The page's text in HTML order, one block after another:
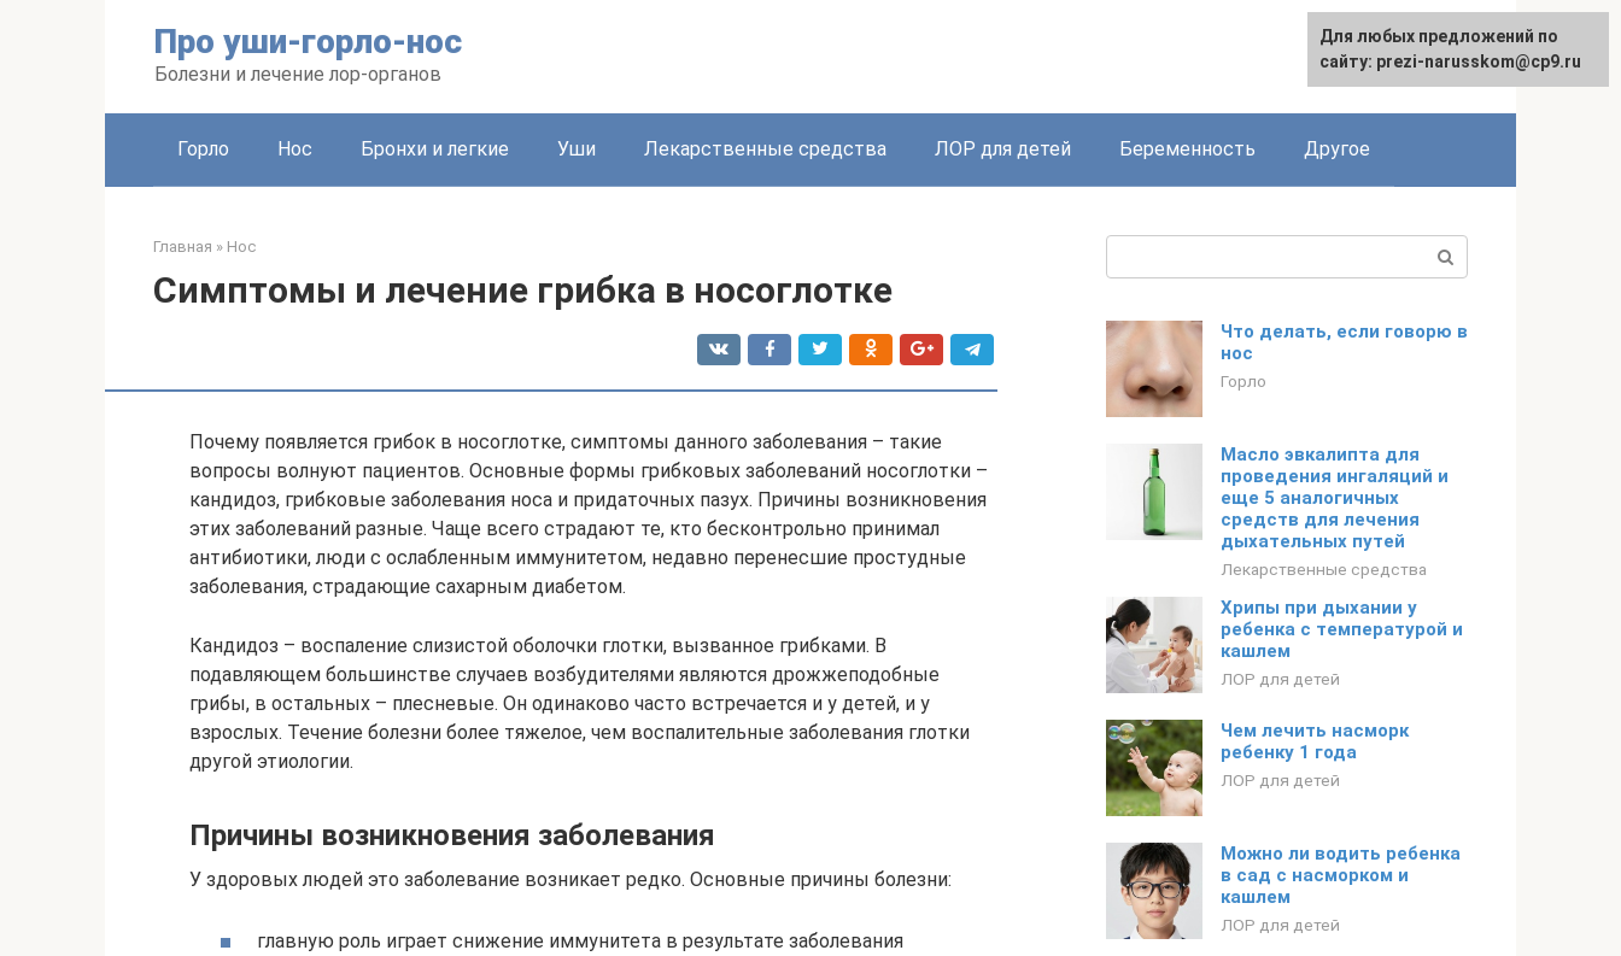
Про уши-горло-нос
Болезни и лечение лор-органов
Горло Нос Бронхи и легкие Уши Лекарственные средства ЛОР для детей Беременность Другое
Главная » Нос
Симптомы и лечение грибка в носоглотке
Почему появляется грибок в носоглотке, симптомы данного заболевания – такие
вопросы волнуют пациентов. Основные формы грибковых заболеваний носоглотки –
кандидоз, грибковые заболевания носа и придаточных пазух. Причины возникновения
этих заболеваний разные. Чаще всего страдают те, кто бесконтрольно принимал
антибиотики, люди с ослабленным иммунитетом, недавно перенесшие простудные
заболевания, страдающие сахарным диабетом.
Кандидоз – воспаление слизистой оболочки глотки, вызванное грибками. В
подавляющем большинстве случаев возбудителями являются дрожжеподобные
грибы, в остальных – плесневые. Он одинаково часто встречается и у детей, и у
взрослых. Течение болезни более тяжелое, чем воспалительные заболевания глотки
другой этиологии.
Причины возникновения заболевания
У здоровых людей это заболевание возникает редко. Основные причины болезни:
главную роль играет снижение иммунитета в результате заболевания
Что делать, если говорю в
нос
Горло
Масло эвкалипта для
проведения ингаляций и
еще 5 аналогичных
средств для лечения
дыхательных путей
Лекарственные средства
Хрипы при дыхании у
ребенка с температурой и
кашлем
ЛОР для детей
Чем лечить насморк
ребенку 1 года
ЛОР для детей
Можно ли водить ребенка
в сад с насморком и
кашлем
ЛОР для детей
Для любых предложений по
сайту: prezi-narusskom@cp9.ru